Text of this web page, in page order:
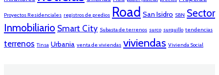
Proyectos Residenciales registros de predios Road San Isidro SBN Sector
Inmobiliario Smart City Subasta de terrenos surco surquillo tendencias
terrenos Tinsa Urbania venta de viviendas viviendas Vivienda Social